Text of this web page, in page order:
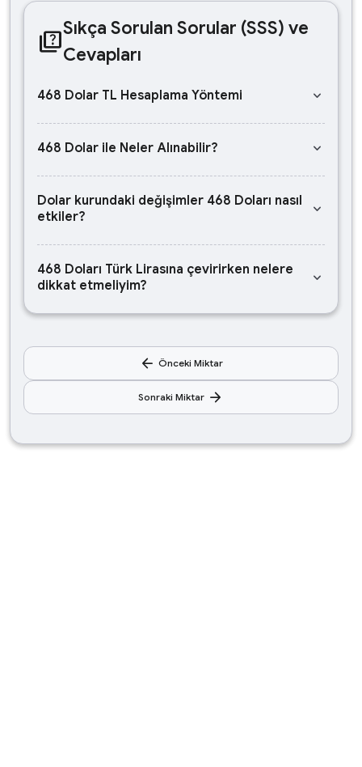
quizSıkça Sorulan Sorular (SSS) ve
Cevapları
468 Dolar TL Hesaplama Yöntemi keyboard_arrow_down
468 Dolar ile Neler Alınabilir? keyboard_arrow_down
Dolar kurundaki değişimler 468 Doları nasıl
etkiler?
keyboard_arrow_down
468 Doları Türk Lirasına çevirirken nelere
dikkat etmeliyim?
keyboard_arrow_down
arrow_back Önceki Miktar
Sonraki Miktar arrow_forward